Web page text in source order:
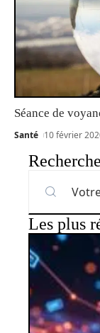
Séance de
Santé 10 février
Recherche
Les plus